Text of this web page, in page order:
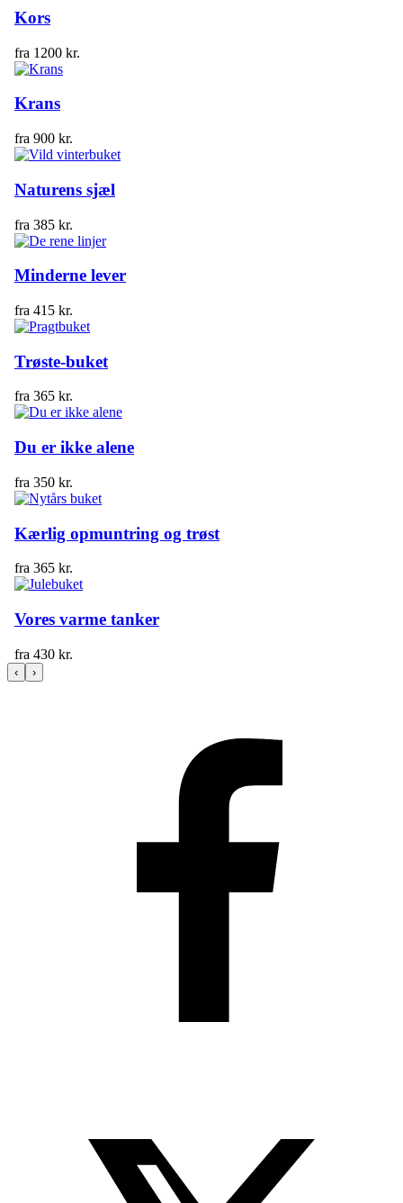
Kors
fra 1200 kr.
Krans
fra 900 kr.
Naturens sjæl
fra 385 kr.
Minderne lever
fra 415 kr.
Trøste-buket
fra 365 kr.
Du er ikke alene
fra 350 kr.
Kærlig opmuntring og trøst
fra 365 kr.
Vores varme tanker
fra 430 kr.
‹ ›